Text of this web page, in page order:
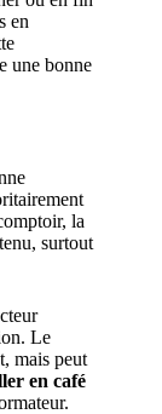
en
une bonne
la
surtout
Le
mais peut
en café